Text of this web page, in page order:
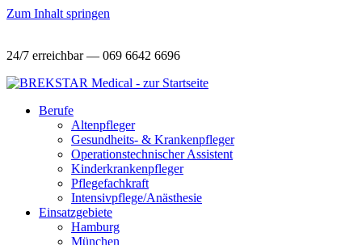
Zum Inhalt springen
24/7 erreichbar — 069 6642 6696
Berufe
Altenpfleger
Gesundheits- & Krankenpfleger
Operationstechnischer Assistent
Kinderkrankenpfleger
Pflegefachkraft
Intensivpflege/Anästhesie
Einsatzgebiete
Hamburg
München